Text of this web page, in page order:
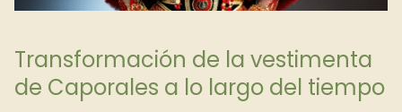
Transformación de la vestimenta
de Caporales a lo largo del tiempo